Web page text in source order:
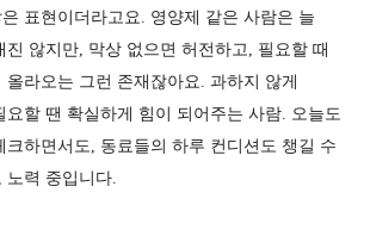
표현이더라고요.
영양제 같은 사람은 늘
진 않지만, 막상 없으면 허전하고, 필요할 때
라오는 그런 존재잖아요.
과하지 않게
요할 땐 확실하게 힘이 되어주는 사람.
오늘도
크하면서도, 동료들의 하루 컨디션도 챙길 수
력 중입니다.